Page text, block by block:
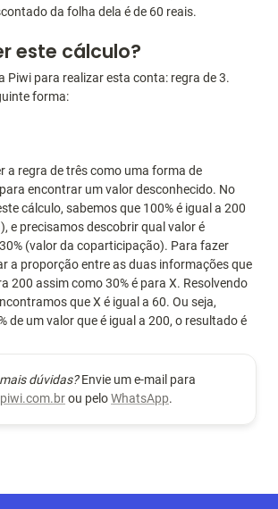
da folha dela é de 60 reais.
este cálculo?
Piwi para realizar esta conta: regra de 3.
forma:
a regra de três como uma forma de
encontrar um valor desconhecido. No
cálculo, sabemos que 100% é igual a 200
e precisamos descobrir qual valor é
(valor da coparticipação). Para fazer
a proporção entre as duas informações que
200 assim como 30% é para X. Resolvendo
que X é igual a 60. Ou seja,
de um valor que é igual a 200, o resultado é
dúvidas?
ou pelo WhatsApp.